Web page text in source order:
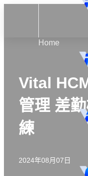
Home
Vital
管理 差
練
2024年08月07日